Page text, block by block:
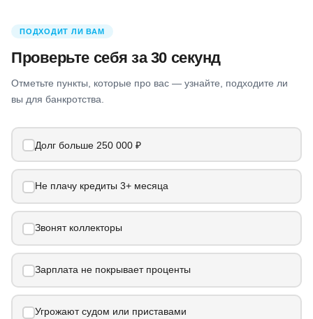
ПОДХОДИТ ЛИ ВАМ
Проверьте себя за 30 секунд
Отметьте пункты, которые про вас — узнайте, подходите ли
вы для банкротства.
Долг больше 250 000 ₽
Не плачу кредиты 3+ месяца
Звонят коллекторы
Зарплата не покрывает проценты
Угрожают судом или приставами